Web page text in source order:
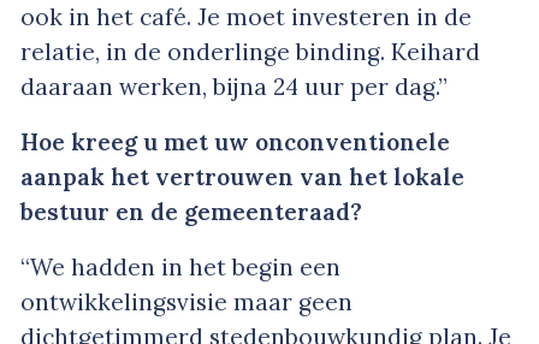
ook in het café. Je moet investeren in de
relatie, in de onderlinge binding. Keihard
daaraan werken, bijna 24 uur per dag.”
Hoe kreeg u met uw onconventionele
aanpak het vertrouwen van het lokale
bestuur en de gemeenteraad?
“We hadden in het begin een
ontwikkelingsvisie maar geen
dichtgetimmerd stedenbouwkundig plan. Je